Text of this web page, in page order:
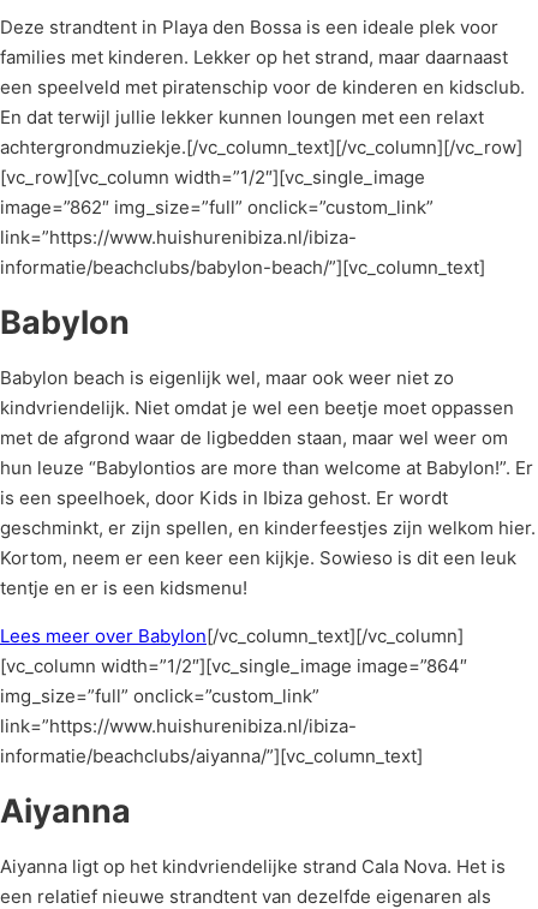
Deze strandtent in Playa den Bossa is een ideale plek voor
families met kinderen. Lekker op het strand, maar daarnaast
een speelveld met piratenschip voor de kinderen en kidsclub.
En dat terwijl jullie lekker kunnen loungen met een relaxt
achtergrondmuziekje.[/vc_column_text][/vc_column][/vc_row]
[vc_row][vc_column width=”1/2″][vc_single_image
image=”862″ img_size=”full” onclick=”custom_link”
link=”https://www.huishurenibiza.nl/ibiza-
informatie/beachclubs/babylon-beach/”][vc_column_text]
Babylon
Babylon beach is eigenlijk wel, maar ook weer niet zo
kindvriendelijk. Niet omdat je wel een beetje moet oppassen
met de afgrond waar de ligbedden staan, maar wel weer om
hun leuze “Babylontios are more than welcome at Babylon!”. Er
is een speelhoek, door Kids in Ibiza gehost. Er wordt
geschminkt, er zijn spellen, en kinderfeestjes zijn welkom hier.
Kortom, neem er een keer een kijkje. Sowieso is dit een leuk
tentje en er is een kidsmenu!
Lees meer over Babylon[/vc_column_text][/vc_column]
[vc_column width=”1/2″][vc_single_image image=”864″
img_size=”full” onclick=”custom_link”
link=”https://www.huishurenibiza.nl/ibiza-
informatie/beachclubs/aiyanna/”][vc_column_text]
Aiyanna
Aiyanna ligt op het kindvriendelijke strand Cala Nova. Het is
een relatief nieuwe strandtent van dezelfde eigenaren als